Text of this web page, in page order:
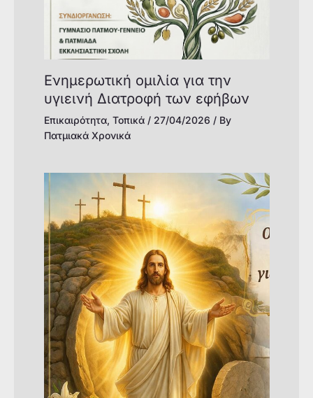
Ενημερωτική ομιλία για την
υγιεινή Διατροφή των εφήβων
Επικαιρότητα, Τοπικά/ 27/04/2026 / By
Πατμιακά Χρονικά